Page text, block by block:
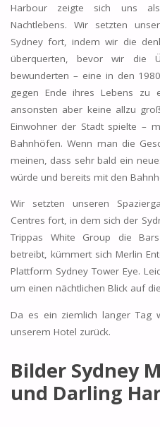
Harbour zeigte sich uns
Nachtlebens. Wir setzten
Sydney fort, indem wir die
überquerten, bevor wir die
bewunderten – eine in den
gegen Ende ihres Lebens zu
ansonsten aber keine allzu
Einwohner der Stadt spielte –
Bahnhöfen. Wenn man die
meinen, dass sehr bald ein
würde und bereits mit den
Wir setzten unseren
Centres fort, in dem sich der
Trippas White Group die
betreibt, kümmert sich Merlin
Plattform Sydney Tower Eye.
um einen nächtlichen Blick auf
Da es ein ziemlich langer Tag
unserem Hotel zurück.
Bilder Sydney
und Darling